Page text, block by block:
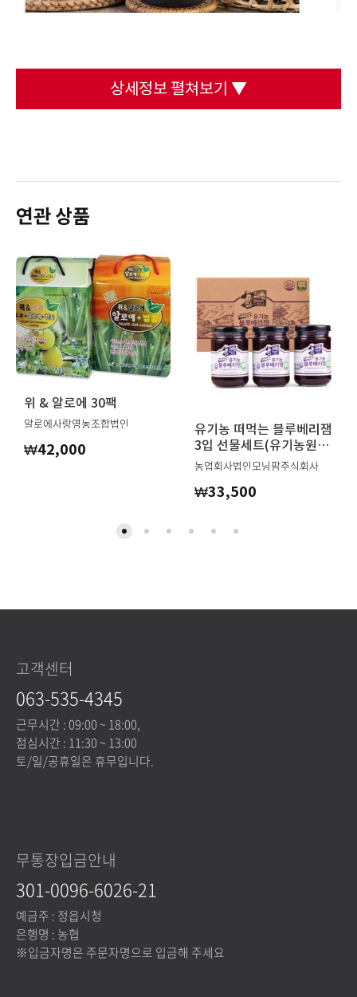
상세정보 펼쳐보기 ▼
연관 상품
위 & 알로에 30팩
알로에사랑영농조합법인
₩42,000
유기농 떠먹는 블루베리잼
3입 선물세트(유기농원
당)
농업회사법인모닝팜주식회사
₩33,500
고객센터
063-535-4345
근무시간 : 09:00 ~ 18:00,
점심시간 : 11:30 ~ 13:00
토/일/공휴일은 휴무입니다.
무통장입금안내
301-0096-6026-21
예금주 : 정읍시청
은행명 : 농협
※입금자명은 주문자명으로 입금해 주세요